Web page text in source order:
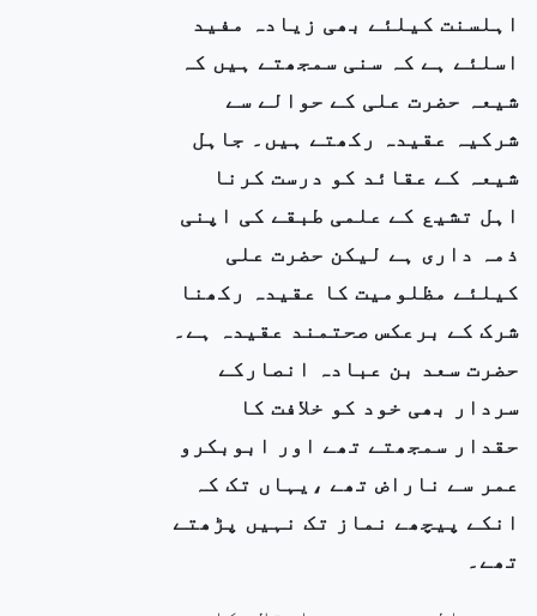
اہلسنت کیلئے بھی زیادہ مفید
اسلئے ہے کہ سنی سمجھتے ہیں کہ
شیعہ حضرت علی کے حوالے سے
شرکیہ عقیدہ رکھتے ہیں۔ جاہل
شیعہ کے عقائد کو درست کرنا
اہل تشیع کے علمی طبقے کی اپنی
ذمہ داری ہے لیکن حضرت علی
کیلئے مظلومیت کا عقیدہ رکھنا
شرک کے برعکس صحتمند عقیدہ ہے۔
حضرت سعد بن عبادہ انصارکے
سردار بھی خود کو خلافت کا
حقدار سمجھتے تھے اور ابوبکرو
عمر سے ناراض تھے ،یہاں تک کہ
انکے پیچھے نماز تک نہیں پڑھتے
تھے۔